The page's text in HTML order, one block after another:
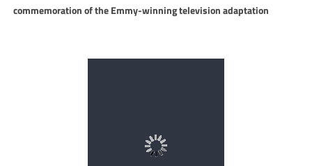
commemoration of the Emmy-winning television adaptation